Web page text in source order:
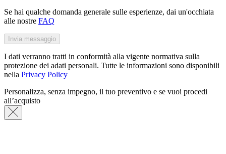
Se hai qualche domanda generale sulle esperienze, dai un'occhiata
alle nostre FAQ
Invia messaggio
I dati verranno tratti in conformità alla vigente normativa sulla
protezione dei adati personali. Tutte le informazioni sono disponibili
nella Privacy Policy
Personalizza, senza impegno, il tuo preventivo e se vuoi procedi
all’acquisto